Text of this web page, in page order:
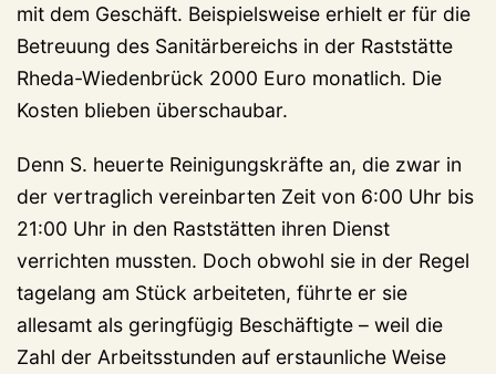
mit dem Geschäft. Beispielsweise erhielt er für die
Betreuung des Sanitärbereichs in der Raststätte
Rheda-Wiedenbrück 2000 Euro monatlich. Die
Kosten blieben überschaubar.
Denn S. heuerte Reinigungskräfte an, die zwar in
der vertraglich vereinbarten Zeit von 6:00 Uhr bis
21:00 Uhr in den Raststätten ihren Dienst
verrichten mussten. Doch obwohl sie in der Regel
tagelang am Stück arbeiteten, führte er sie
allesamt als geringfügig Beschäftigte – weil die
Zahl der Arbeitsstunden auf erstaunliche Weise